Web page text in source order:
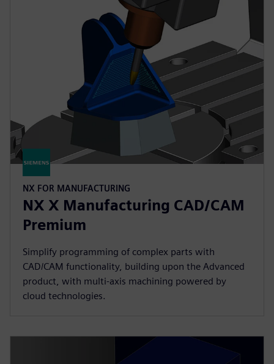
NX FOR MANUFACTURING
NX X Manufacturing CAD/CAM
Premium
Simplify programming of complex parts with
CAD/CAM functionality, building upon the Advanced
product, with multi-axis machining powered by
cloud technologies.